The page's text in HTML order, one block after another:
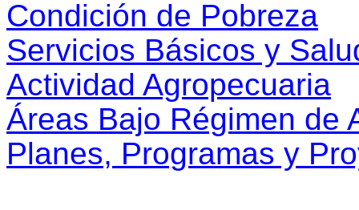
Condición de Pobreza
Servicios Básicos y
Actividad Agropecuaria
Áreas Bajo Régimen de
Planes, Programas y